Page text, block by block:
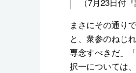
まさにその通りで
と、衆参のねじ
専念すべきだ」
択一については